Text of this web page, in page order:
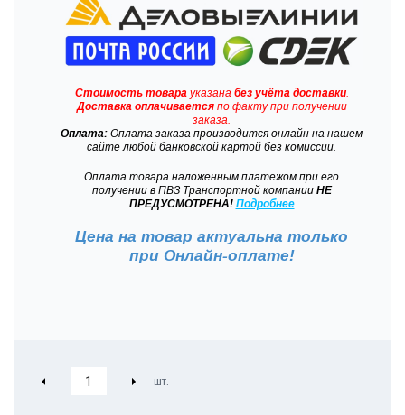
Стоимость товарауказана без учёта доставки.
Доставкаоплачиваетсяпо факту при получении
заказа.
Оплата: Оплата заказа производится онлайн на нашем
сайте любой банковской картой без комиссии.
Оплата товара наложенным платежом при его
получении в ПВЗ Транспортной компанииНЕ
ПРЕДУСМОТРЕНА! Подробнее
Цена на товар актуальна только
при Онлайн-оплате!